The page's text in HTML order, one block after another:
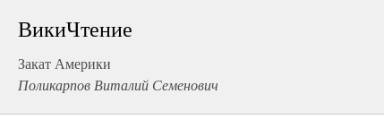
ВикиЧтение
Закат Америки
Поликарпов Виталий Семенович